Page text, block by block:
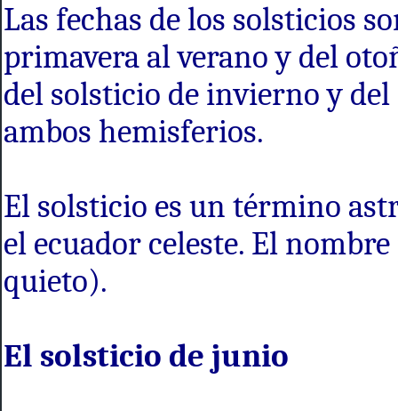
Las fechas de los solsticios
primavera al verano y del
del solsticio de invierno y
ambos hemisferios.
El solsticio es un término
el ecuador celeste. El
quieto).
El solsticio de junio